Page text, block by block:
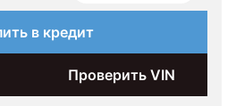
в кредит
Проверить VIN